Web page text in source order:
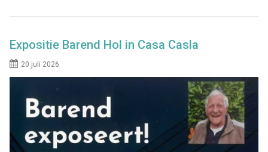
Expositie Barend Hol in Casa Casla
20 juli 2026